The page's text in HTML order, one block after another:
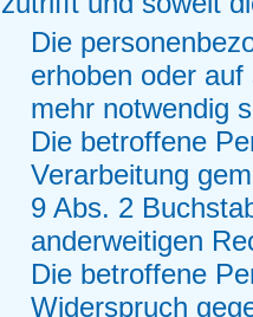
Die
erhoben oder
mehr notwendig
Die betroffene
Verarbeitung
9 Abs. 2
anderweitigen
Die betroffene
Widerspruch